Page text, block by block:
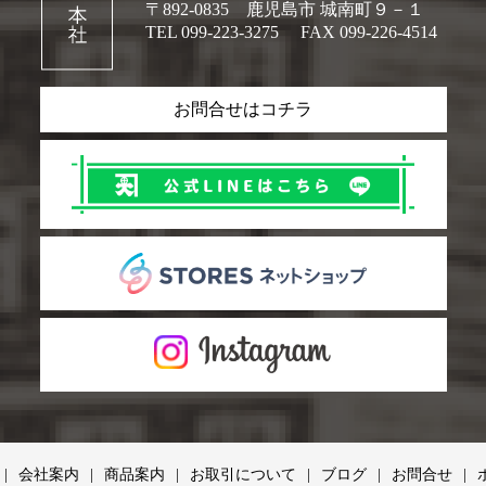
〒892-0835 鹿児島市 城南町９－１
TEL 099-223-3275
FAX 099-226-4514
お問合せはコチラ
会社案内 商品案内 お取引について ブログ お問合せ